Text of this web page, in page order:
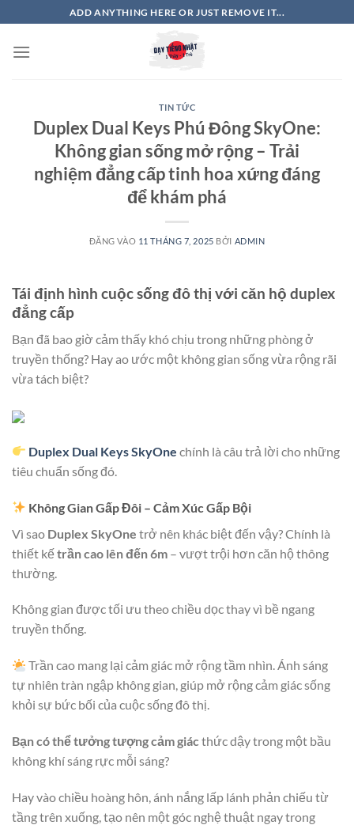
qua
nội
ADD ANYTHING HERE OR JUST REMOVE IT...
TIN TỨC
Duplex Dual Keys Phú Đông SkyOne:
Không gian sống mở rộng – Trải
nghiệm đẳng cấp tinh hoa xứng đáng
để khám phá
ĐĂNG VÀO 11 THÁNG 7, 2025 BỞI ADMIN
Tái định hình cuộc sống đô thị với căn hộ duplex
đẳng cấp
Bạn đã bao giờ cảm thấy khó chịu trong những phòng ở
truyền thống? Hay ao ước một không gian sống vừa rộng rãi
vừa tách biệt?
Duplex Dual Keys SkyOne chính là câu trả lời cho những
tiêu chuẩn sống đó.
Không Gian Gấp Đôi – Cảm Xúc Gấp Bội
Vì sao Duplex SkyOne trở nên khác biệt đến vậy? Chính là
thiết kếtrần cao lên đến 6m – vượt trội hơn căn hộ thông
thường.
Không gian được tối ưu theo chiều dọc thay vì bề ngang
truyền thống.
Trần cao mang lại cảm giác mở rộng tầm nhìn. Ánh sáng
tự nhiên tràn ngập không gian, giúp mở rộng cảm giác sống
khỏi sự bức bối của cuộc sống đô thị.
Bạn có thể tưởng tượng cảm giácthức dậy trong một bầu
không khí sáng rực mỗi sáng?
Hay vào chiều hoàng hôn, ánh nắng lấp lánh phản chiếu từ
tầng trên xuống, tạo nên một góc nghệ thuật ngay trong